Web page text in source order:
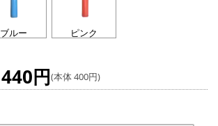
ブルー ピンク
440円(本体 400円)